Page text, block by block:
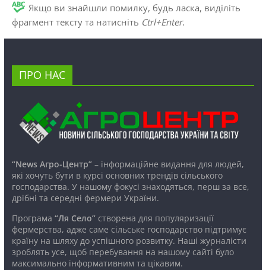
Якщо ви знайшли помилку, будь ласка, виділіть
фрагмент тексту та натисніть Ctrl+Enter.
ПРО НАС
“News Агро-Центр”– інформаційне видання для людей,
які хочуть бути в курсі основних трендів сільського
господарства. У нашому фокусі знаходяться, перш за все,
дрібні та середні фермери України.
Програма “Ля Село”створена для популяризації
фермерства, адже саме сільське господарство підтримує
країну на шляху до успішного розвитку. Наші журналісти
зроблять усе, щоб перебування на нашому сайті було
максимально інформативним та цікавим.